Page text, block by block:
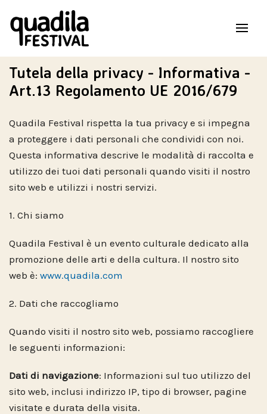
Tutela della privacy - Informativa -
Art.13 Regolamento UE 2016/679
Quadila Festival rispetta la tua privacy e si impegna
a proteggere i dati personali che condividi con noi.
Questa informativa descrive le modalità di raccolta e
utilizzo dei tuoi dati personali quando visiti il nostro
sito web e utilizzi i nostri servizi.
1. Chi siamo
Quadila Festival è un evento culturale dedicato alla
promozione delle arti e della cultura. Il nostro sito
web è: www.quadila.com
2. Dati che raccogliamo
Quando visiti il nostro sito web, possiamo raccogliere
le seguenti informazioni:
Dati di navigazione: Informazioni sul tuo utilizzo del
sito web, inclusi indirizzo IP, tipo di browser, pagine
visitate e durata della visita.